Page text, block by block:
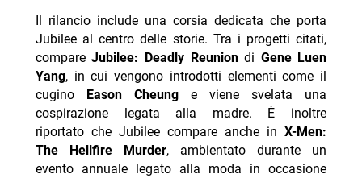
Il rilancio include una corsia dedicata che porta
Jubilee al centro delle storie. Tra i progetti citati,
compareJubilee: Deadly Reuniondi Gene Luen
Yang, in cui vengono introdotti elementi come il
cugino Eason Cheunge viene svelata una
cospirazione legata alla madre. È inoltre
riportato che Jubilee compare anche inX-Men:
The Hellfire Murder, ambientato durante un
evento annuale legato alla moda in occasione